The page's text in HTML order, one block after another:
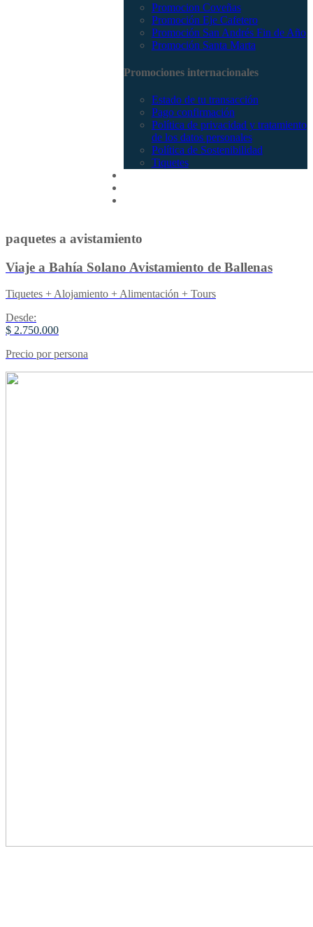
Promocion Coveñas
Promoción Eje Cafetero
Promoción San Andrés Fin de Año
Promoción Santa Marta
Promociones internacionales
Estado de tu transacción
Pago confirmación
Política de privacidad y tratamiento
de los datos personales
Política de Sostenibilidad
Tiquetes
paquetes a avistamiento
Viaje a Bahía Solano Avistamiento de Ballenas
Tiquetes + Alojamiento + Alimentación + Tours
Desde:
$ 2.750.000
Precio por persona